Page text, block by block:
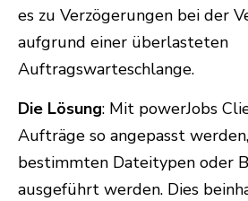
es zu Verzögerungen bei der
aufgrund einer überlasteten
Auftragswarteschlange.
Die Lösung: Mit powerJobs
Aufträge so angepasst
bestimmten Dateitypen oder
ausgeführt werden. Dies